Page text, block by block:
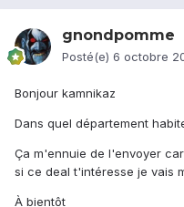
gnondpomme
Posté(e) 6 octobre
Bonjour kamnikaz
Dans quel département
Ça m'ennuie de l'envoyer
si ce deal t'intéresse je vais
À bientôt